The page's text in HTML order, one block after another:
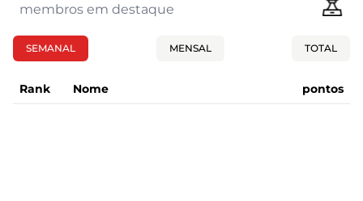
membros em destaque
SEMANAL MENSAL TOTAL
Rank Nome pontos